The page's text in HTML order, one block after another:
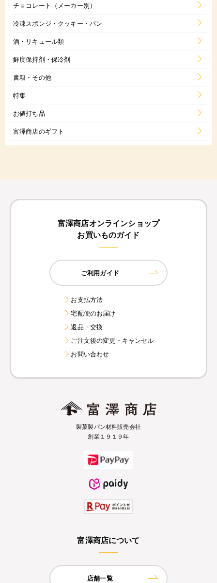
チョコレート（メーカー別）
冷凍スポンジ・クッキー・パン
酒・リキュール類
鮮度保持剤・保冷剤
書籍・その他
特集
お値打ち品
富澤商店のギフト
富澤商店オンラインショップ
お買いものガイド
ご利用ガイド
お支払方法
宅配便のお届け
返品・交換
ご注文後の変更・キャンセル
お問い合わせ
製菓製パン材料販売会社
創業１９１９年
富澤商店について
店舗一覧